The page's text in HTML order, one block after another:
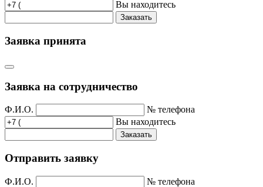
Вы находитесь
Заказать
Заявка принята
Заявка на сотрудничество
Ф.И.О.
№ телефона
Вы находитесь
Заказать
Отправить заявку
Ф.И.О.
№ телефона